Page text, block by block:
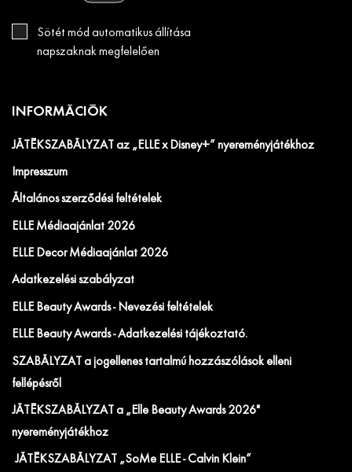
Sötét mód automatikus állítása
napszaknak megfelelően
INFORMÁCIÓK
JÁTÉKSZABÁLYZAT az „ELLE x Disney+” nyereményjátékhoz
Impresszum
Általános szerződési feltételek
ELLE Médiaajánlat 2026
ELLE Decor Médiaajánlat 2026
Adatkezelési szabályzat
ELLE Beauty Awards - Nevezési feltételek
ELLE Beauty Awards - Adatkezelési tájékoztató.
SZABÁLYZAT a jogellenes tartalmú hozzászólások elleni
fellépésről
JÁTÉKSZABÁLYZAT a „Elle Beauty Awards 2026"
nyereményjátékhoz
JÁTÉKSZABÁLYZAT „SoMe ELLE - Calvin Klein”